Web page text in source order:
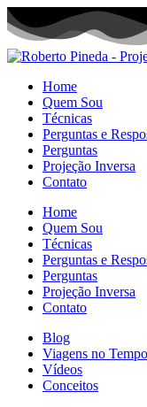
Home
Quem Sou
Técnicas
Perguntas e
Perguntas
Projeção Inversa
Contato
Home
Quem Sou
Técnicas
Perguntas e
Perguntas
Projeção Inversa
Contato
Blog
Viagens no Tempo
Vídeos
Conceitos